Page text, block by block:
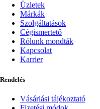
Üzletek
Márkák
Szolgáltatások
Cégismertető
Rólunk mondták
Kapcsolat
Karrier
Rendelés
Vásárlási tájékoztató